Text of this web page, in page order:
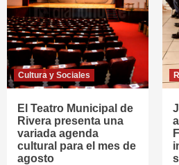
Cultura y Sociales
El Teatro Municipal de
Rivera presenta una
variada agenda
cultural para el mes de
agosto